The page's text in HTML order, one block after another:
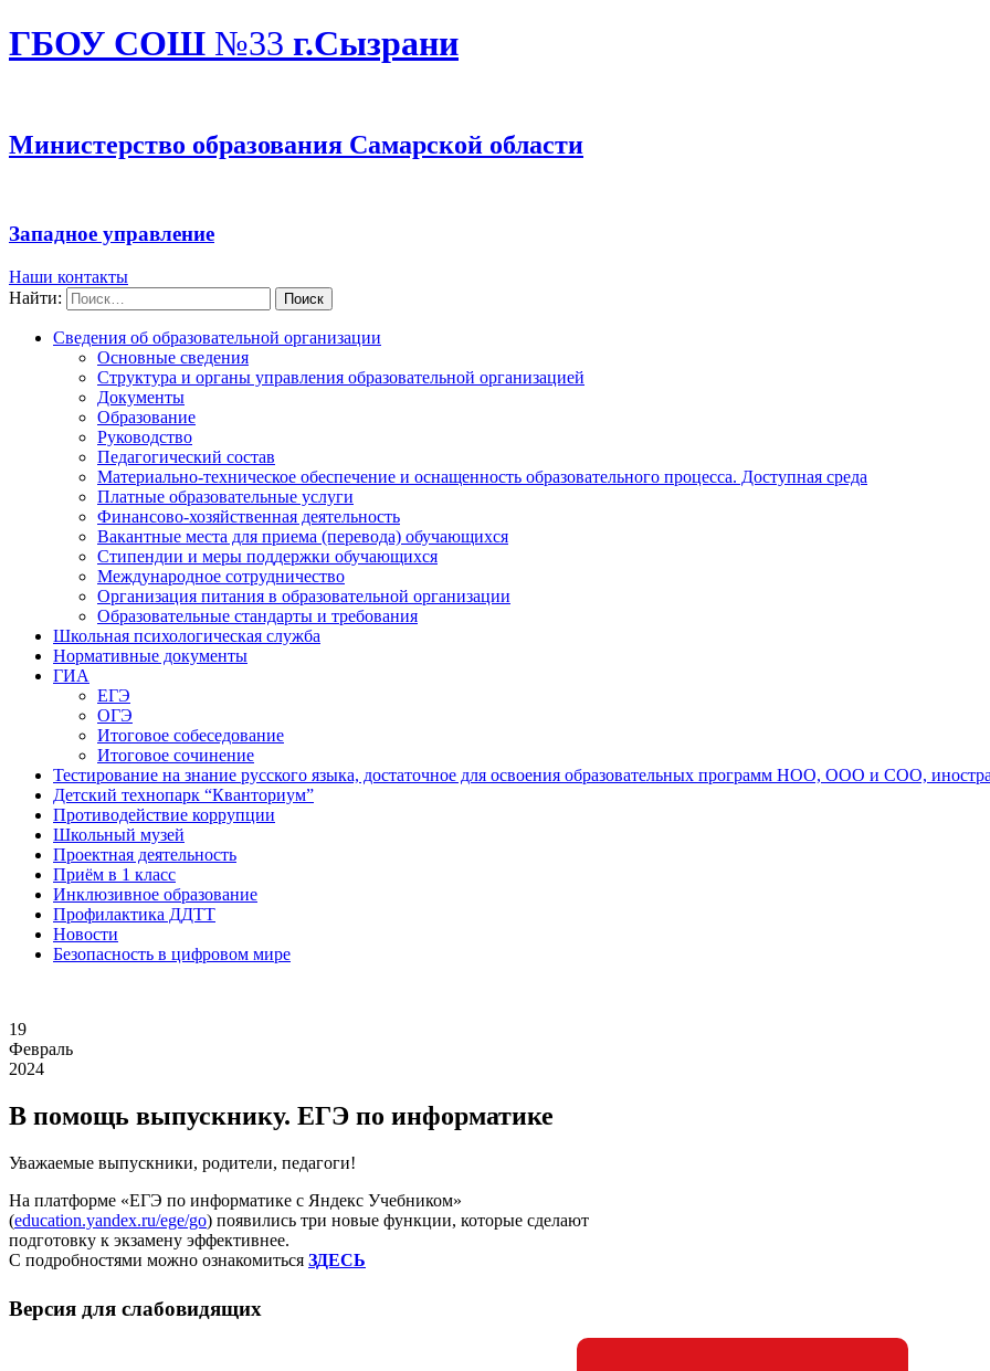
ГБОУ СОШ №33 г.Сызрани
Министерство образования Самарской области
Западное управление
Наши контакты
Найти:
Сведения об образовательной организации
Основные сведения
Структура и органы управления образовательной организацией
Документы
Образование
Руководство
Педагогический состав
Материально-техническое обеспечение и оснащенность образовательного процесса. Доступная среда
Платные образовательные услуги
Финансово-хозяйственная деятельность
Вакантные места для приема (перевода) обучающихся
Стипендии и меры поддержки обучающихся
Международное сотрудничество
Организация питания в образовательной организации
Образовательные стандарты и требования
Школьная психологическая служба
Нормативные документы
ГИА
ЕГЭ
ОГЭ
Итоговое собеседование
Итоговое сочинение
Тестирование на знание русского языка, достаточное для освоения образовательных программ НОО, ООО и СОО,
Детский технопарк “Кванториум”
Противодействие коррупции
Школьный музей
Проектная деятельность
Приём в 1 класс
Инклюзивное образование
Профилактика ДДТТ
Новости
Безопасность в цифровом мире
19
Февраль
2024
В помощь выпускнику. ЕГЭ по информатике
Уважаемые выпускники, родители, педагоги!
На платформе «ЕГЭ по информатике с Яндекс Учебником»
(education.yandex.ru/ege/go) появились три новые функции, которые сделают
подготовку к экзамену эффективнее.
С подробностями можно ознакомиться ЗДЕСЬ
Версия для слабовидящих